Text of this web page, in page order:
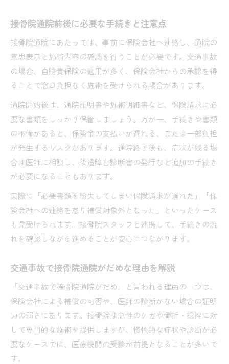
接骨院通院前後に必要な手続きと注意点
接骨院通院にあたっては、事前に保険会社へ連絡し、通院の
意思表示と施術内容の確認を行うことが必要です。交通事故
の場合、自賠責保険の適用が多く、保険会社からの承認を得
ることで窓口負担なく施術を受けられる場合があります。
通院開始後は、通院証明書や施術明細書など、保険請求に必
要な書類をしっかり保管しましょう。万が一、手続きや書類
の不備があると、保険金の支払いが遅れる、または一部負担
が発生するリスクがあります。通院終了後も、症状が残る場
合は医師に相談し、後遺障害診断書の発行など追加の手続き
が必要になることもあります。
実際に「必要書類を紛失してしまい保険請求が遅れた」「保
険会社への連絡を怠り補償対象外となった」といったケース
も見受けられます。接骨院スタッフと連携して、手続きの流
れを確認しながら進めることが安心につながります。
交通事故で接骨院通院がだめな理由を解説
「交通事故で接骨院通院がだめ」と言われる理由の一つは、
保険会社による補償の可否や、医師の診断がない場合の証明
力の弱さにあります。接骨院は急性のケガや骨折・捻挫に対
して専門的な施術を提供しますが、慢性的な症状や診断が必
要なケースでは、医療機関の受診が前提となることが多いで
す。